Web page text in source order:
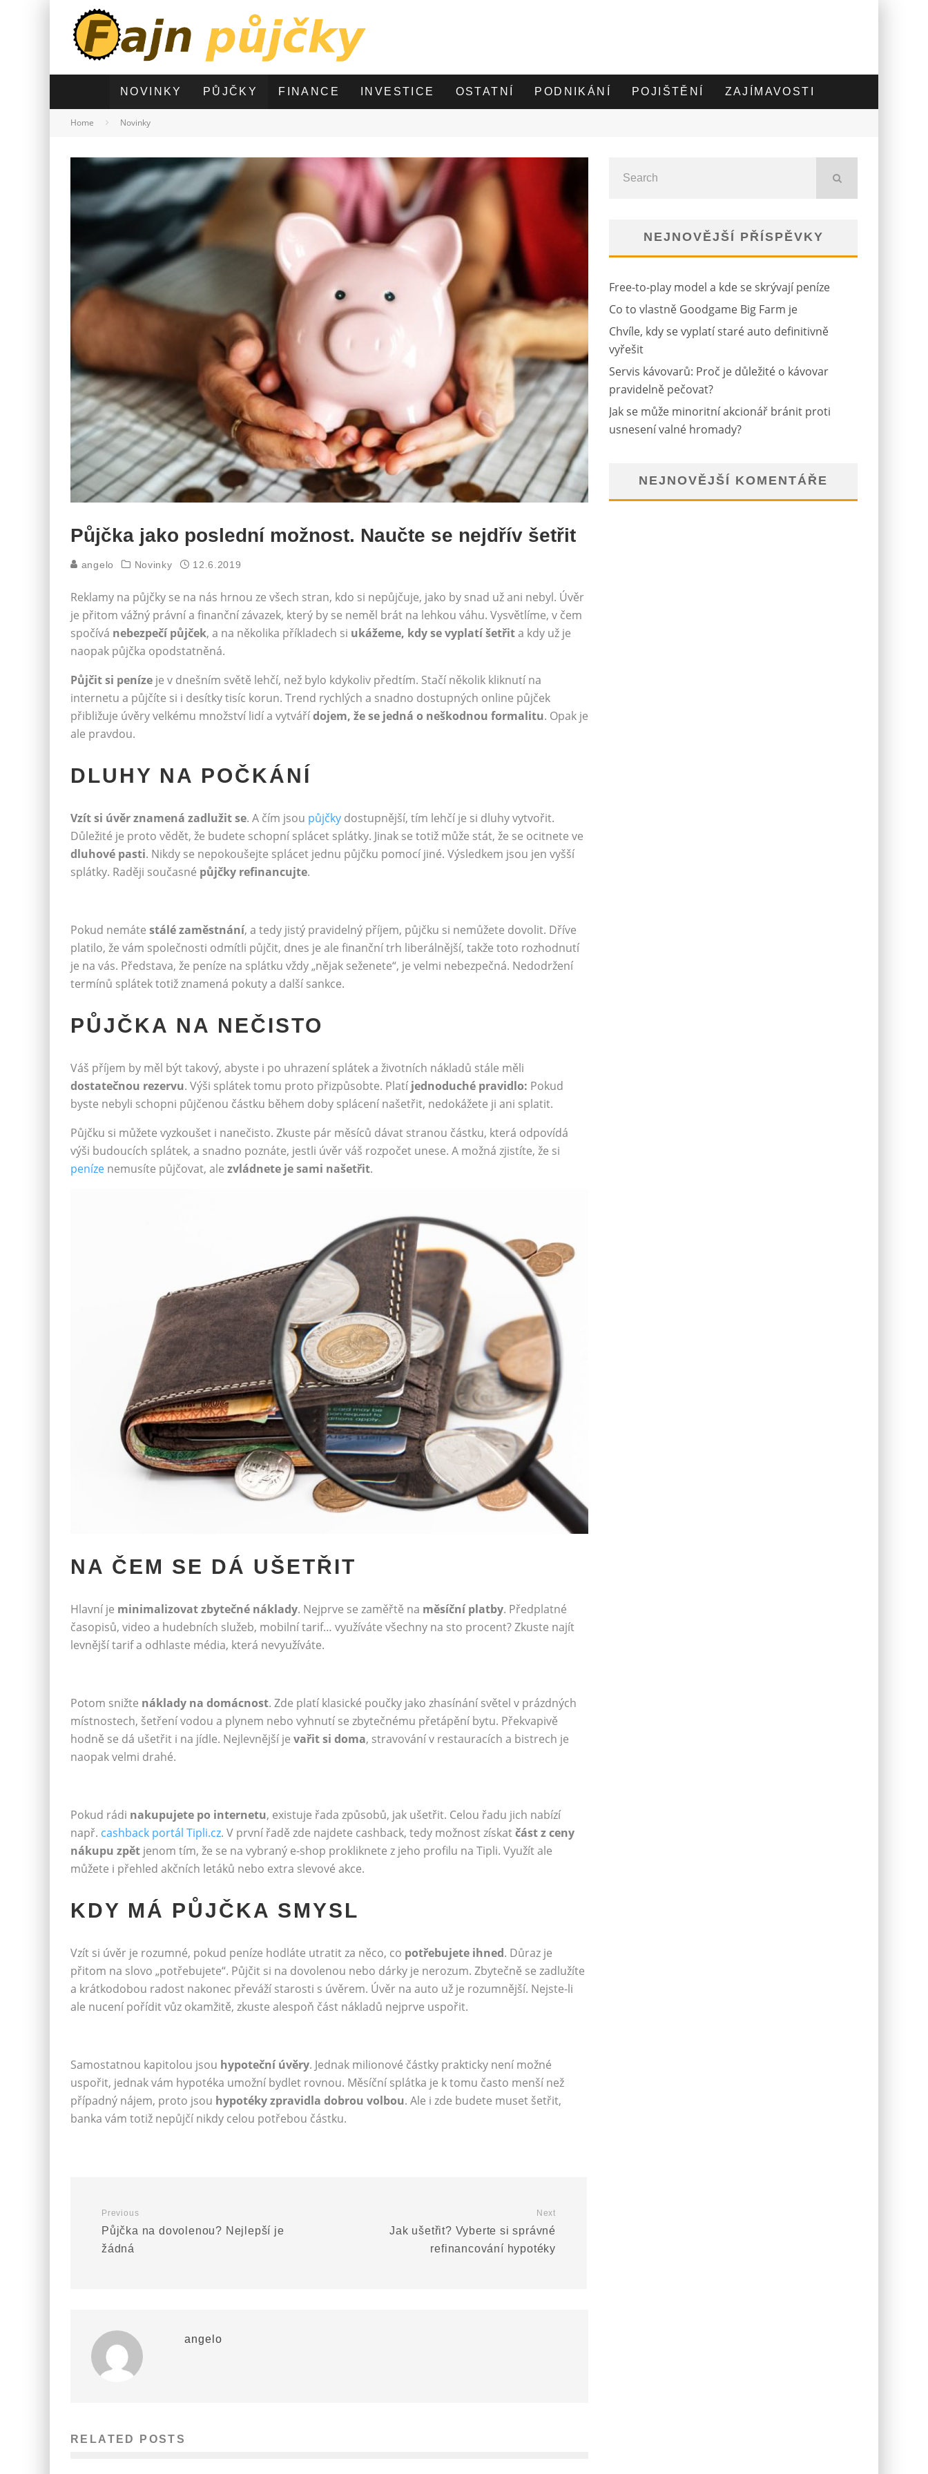
NOVINKY PŮJČKY FINANCE INVESTICE OSTATNÍ PODNIKÁNÍ POJIŠTĚNÍ ZAJÍMAVOSTI
Home Novinky
Půjčka jako poslední možnost. Naučte se nejdřív šetřit
angelo Novinky 12.6.2019
Reklamy na půjčky se na nás hrnou ze všech stran, kdo si nepůjčuje, jako by snad už ani nebyl. Úvěr
je přitom vážný právní a finanční závazek, který by se neměl brát na lehkou váhu. Vysvětlíme, v čem
spočívá nebezpečí půjček, a na několika příkladech si ukážeme, kdy se vyplatí šetřita kdy už je
naopak půjčka opodstatněná.
Půjčit si peníze je v dnešním světě lehčí, než bylo kdykoliv předtím. Stačí několik kliknutí na
internetu a půjčíte si i desítky tisíc korun. Trend rychlých a snadno dostupných online půjček
přibližuje úvěry velkému množství lidí a vytvářídojem, že se jedná o neškodnou formalitu. Opak je
ale pravdou.
DLUHY NA POČKÁNÍ
Vzít si úvěr znamená zadlužit se. A čím jsou půjčky dostupnější, tím lehčí je si dluhy vytvořit.
Důležité je proto vědět, že budete schopní splácet splátky. Jinak se totiž může stát, že se ocitnete ve
dluhové pasti. Nikdy se nepokoušejte splácet jednu půjčku pomocí jiné. Výsledkem jsou jen vyšší
splátky. Raději současné půjčky refinancujte.
Pokud nemáte stálé zaměstnání, a tedy jistý pravidelný příjem, půjčku si nemůžete dovolit. Dříve
platilo, že vám společnosti odmítli půjčit, dnes je ale finanční trh liberálnější, takže toto rozhodnutí
je na vás. Představa, že peníze na splátku vždy „nějak seženete“, je velmi nebezpečná. Nedodržení
termínů splátek totiž znamená pokuty a další sankce.
PŮJČKA NA NEČISTO
Váš příjem by měl být takový, abyste i po uhrazení splátek a životních nákladů stále měli
dostatečnou rezervu. Výši splátek tomu proto přizpůsobte. Platíjednoduché pravidlo: Pokud
byste nebyli schopni půjčenou částku během doby splácení našetřit, nedokážete ji ani splatit.
Půjčku si můžete vyzkoušet i nanečisto. Zkuste pár měsíců dávat stranou částku, která odpovídá
výši budoucích splátek, a snadno poznáte, jestli úvěr váš rozpočet unese. A možná zjistíte, že si
peníze nemusíte půjčovat, ale zvládnete je sami našetřit.
NA ČEM SE DÁ UŠETŘIT
Hlavní je minimalizovat zbytečné náklady. Nejprve se zaměřtě na měsíční platby. Předplatné
časopisů, video a hudebních služeb, mobilní tarif… využíváte všechny na sto procent? Zkuste najít
levnější tarif a odhlaste média, která nevyužíváte.
Potom snižte náklady na domácnost. Zde platí klasické poučky jako zhasínání světel v prázdných
místnostech, šetření vodou a plynem nebo vyhnutí se zbytečnému přetápění bytu. Překvapivě
hodně se dá ušetřit i na jídle. Nejlevnější je vařit si doma, stravování v restauracích a bistrech je
naopak velmi drahé.
Pokud rádi nakupujete po internetu, existuje řada způsobů, jak ušetřit. Celou řadu jich nabízí
např. cashback portál Tipli.cz. V první řadě zde najdete cashback, tedy možnost získatčást z ceny
nákupu zpět jenom tím, že se na vybraný e-shop prokliknete z jeho profilu na Tipli. Využít ale
můžete i přehled akčních letáků nebo extra slevové akce.
KDY MÁ PŮJČKA SMYSL
Vzít si úvěr je rozumné, pokud peníze hodláte utratit za něco, co potřebujete ihned. Důraz je
přitom na slovo „potřebujete“. Půjčit si na dovolenou nebo dárky je nerozum. Zbytečně se zadlužíte
a krátkodobou radost nakonec převáží starosti s úvěrem. Úvěr na auto už je rozumnější. Nejste-li
ale nucení pořídit vůz okamžitě, zkuste alespoň část nákladů nejprve uspořit.
Samostatnou kapitolou jsou hypoteční úvěry. Jednak milionové částky prakticky není možné
uspořit, jednak vám hypotéka umožní bydlet rovnou. Měsíční splátka je k tomu často menší než
případný nájem, proto jsou hypotéky zpravidla dobrou volbou. Ale i zde budete muset šetřit,
banka vám totiž nepůjčí nikdy celou potřebou částku.
Previous
Půjčka na dovolenou? Nejlepší je
žádná
Next
Jak ušetřit? Vyberte si správné
refinancování hypotéky
angelo
RELATED POSTS
NEJNOVĚJŠÍ PŘÍSPĚVKY
Free-to-play model a kde se skrývají peníze
Co to vlastně Goodgame Big Farm je
Chvíle, kdy se vyplatí staré auto definitivně
vyřešit
Servis kávovarů: Proč je důležité o kávovar
pravidelně pečovat?
Jak se může minoritní akcionář bránit proti
usnesení valné hromady?
NEJNOVĚJŠÍ KOMENTÁŘE